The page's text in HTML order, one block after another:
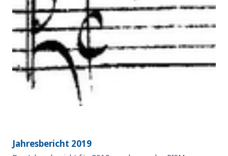
Jahresbericht 2019